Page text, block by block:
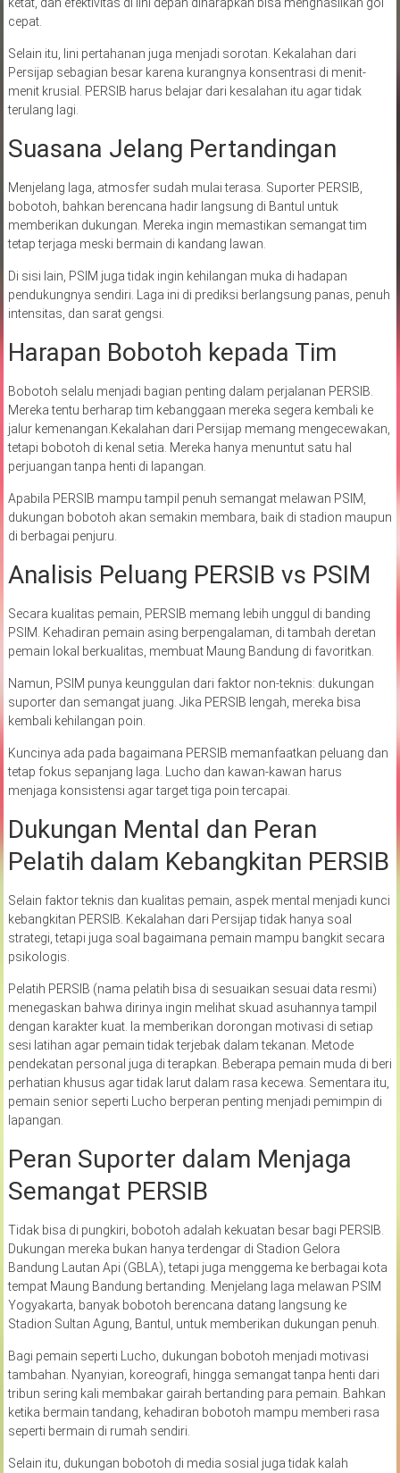
cepat.
Selain itu, lini pertahanan juga menjadi sorotan. Kekalahan dari
Persijap sebagian besar karena kurangnya konsentrasi di menit-
menit krusial. PERSIB harus belajar dari kesalahan itu agar tidak
terulang lagi.
Suasana Jelang Pertandingan
Menjelang laga, atmosfer sudah mulai terasa. Suporter PERSIB,
bobotoh, bahkan berencana hadir langsung di Bantul untuk
memberikan dukungan. Mereka ingin memastikan semangat tim
tetap terjaga meski bermain di kandang lawan.
Di sisi lain, PSIM juga tidak ingin kehilangan muka di hadapan
pendukungnya sendiri. Laga ini di prediksi berlangsung panas, penuh
intensitas, dan sarat gengsi.
Harapan Bobotoh kepada Tim
Bobotoh selalu menjadi bagian penting dalam perjalanan PERSIB.
Mereka tentu berharap tim kebanggaan mereka segera kembali ke
jalur kemenangan.Kekalahan dari Persijap memang mengecewakan,
tetapi bobotoh di kenal setia. Mereka hanya menuntut satu hal
perjuangan tanpa henti di lapangan.
Apabila PERSIB mampu tampil penuh semangat melawan PSIM,
dukungan bobotoh akan semakin membara, baik di stadion maupun
di berbagai penjuru.
Analisis Peluang PERSIB vs PSIM
Secara kualitas pemain, PERSIB memang lebih unggul di banding
PSIM. Kehadiran pemain asing berpengalaman, di tambah deretan
pemain lokal berkualitas, membuat Maung Bandung di favoritkan.
Namun, PSIM punya keunggulan dari faktor non-teknis: dukungan
suporter dan semangat juang. Jika PERSIB lengah, mereka bisa
kembali kehilangan poin.
Kuncinya ada pada bagaimana PERSIB memanfaatkan peluang dan
tetap fokus sepanjang laga. Lucho dan kawan-kawan harus
menjaga konsistensi agar target tiga poin tercapai.
Dukungan Mental dan Peran
Pelatih dalam Kebangkitan PERSIB
Selain faktor teknis dan kualitas pemain, aspek mental menjadi kunci
kebangkitan PERSIB. Kekalahan dari Persijap tidak hanya soal
strategi, tetapi juga soal bagaimana pemain mampu bangkit secara
psikologis.
Pelatih PERSIB (nama pelatih bisa di sesuaikan sesuai data resmi)
menegaskan bahwa dirinya ingin melihat skuad asuhannya tampil
dengan karakter kuat. Ia memberikan dorongan motivasi di setiap
sesi latihan agar pemain tidak terjebak dalam tekanan. Metode
pendekatan personal juga di terapkan. Beberapa pemain muda di beri
perhatian khusus agar tidak larut dalam rasa kecewa. Sementara itu,
pemain senior seperti Lucho berperan penting menjadi pemimpin di
lapangan.
Peran Suporter dalam Menjaga
Semangat PERSIB
Tidak bisa di pungkiri, bobotoh adalah kekuatan besar bagi PERSIB.
Dukungan mereka bukan hanya terdengar di Stadion Gelora
Bandung Lautan Api (GBLA), tetapi juga menggema ke berbagai kota
tempat Maung Bandung bertanding. Menjelang laga melawan PSIM
Yogyakarta, banyak bobotoh berencana datang langsung ke
Stadion Sultan Agung, Bantul, untuk memberikan dukungan penuh.
Bagi pemain seperti Lucho, dukungan bobotoh menjadi motivasi
tambahan. Nyanyian, koreografi, hingga semangat tanpa henti dari
tribun sering kali membakar gairah bertanding para pemain. Bahkan
ketika bermain tandang, kehadiran bobotoh mampu memberi rasa
seperti bermain di rumah sendiri.
Selain itu, dukungan bobotoh di media sosial juga tidak kalah